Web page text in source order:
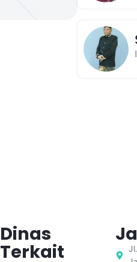
Dinas
Terkait